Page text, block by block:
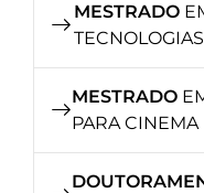
MESTRADO
MESTRADO
PARA